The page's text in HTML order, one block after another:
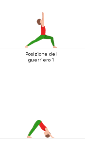
Posizione del
guerriero 1